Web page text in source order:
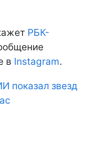
РБК-
в Instagram.
показал звезд